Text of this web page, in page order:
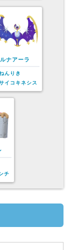
ルナアーラ
んりき
イコキネシス
チ